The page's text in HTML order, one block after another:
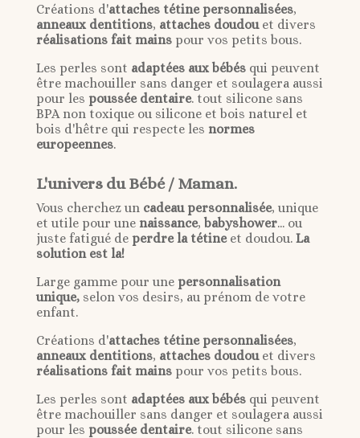
Créations d'attaches tétine personnalisées,
anneaux dentitions, attaches doudouet divers
réalisations fait mainspour vos petits bous.
Les perles sont adaptées aux bébésqui peuvent
être machouiller sans danger et soulagera aussi
pour les poussée dentaire. tout silicone sans
BPA non toxique ou silicone et bois naturel et
bois d'hêtre qui respecte les normes
europeennes.
L'univers du Bébé / Maman.
Vous cherchez un cadeau personnalisée, unique
et utile pour une naissance, babyshower... ou
juste fatigué de perdre la tétineet doudou. La
solution est la!
Large gamme pour une personnalisation
unique,selon vos desirs, au prénom de votre
enfant.
Créations d'attaches tétine personnalisées,
anneaux dentitions, attaches doudouet divers
réalisations fait mainspour vos petits bous.
Les perles sont adaptées aux bébésqui peuvent
être machouiller sans danger et soulagera aussi
pour les poussée dentaire. tout silicone sans